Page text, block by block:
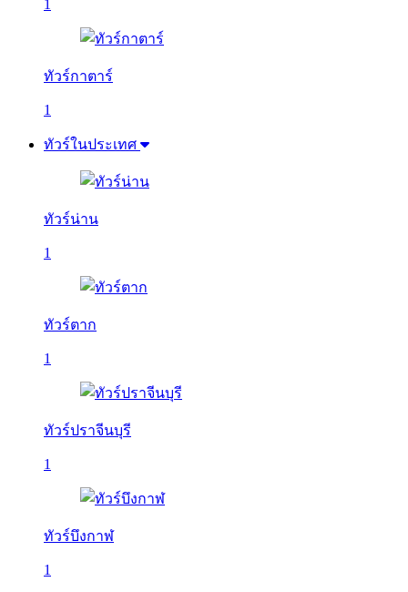
1
ทัวร์กาตาร์
1
ทัวร์ในประเทศ
ทัวร์น่าน
1
ทัวร์ตาก
1
ทัวร์ปราจีนบุรี
1
ทัวร์บึงกาฬ
1